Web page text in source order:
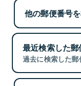
他の郵便番号
最近検索した
過去に検索した郵